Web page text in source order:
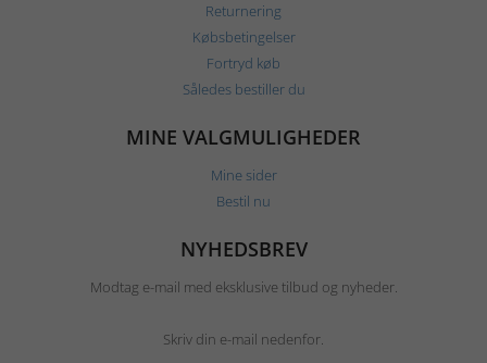
Returnering
Købsbetingelser
Fortryd køb
Således bestiller du
MINE VALGMULIGHEDER
Mine sider
Bestil nu
NYHEDSBREV
Modtag e-mail med eksklusive tilbud og nyheder.
Skriv din e-mail nedenfor.